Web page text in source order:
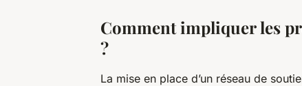
Comment impliquer les
?
La mise en place d’un réseau de